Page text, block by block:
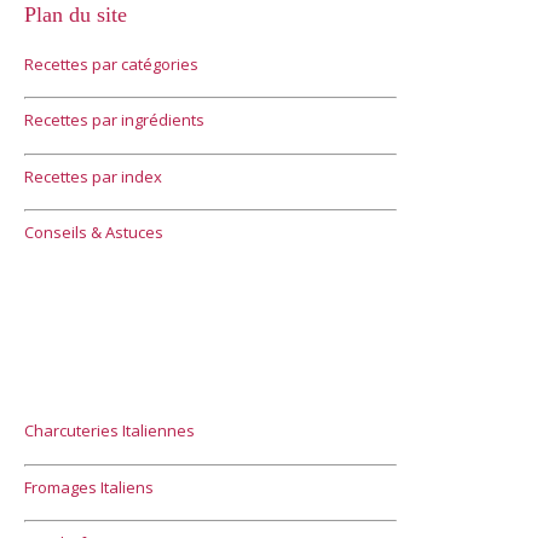
Plan du site
Recettes par catégories
Recettes par ingrédients
Recettes par index
Conseils & Astuces
Charcuteries Italiennes
Fromages Italiens